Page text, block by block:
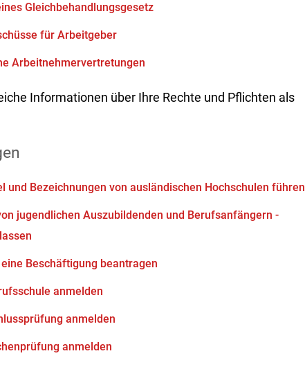
Gleichbehandlungsgesetz
für Arbeitgeber
Arbeitnehmervertretungen
Informationen über Ihre Rechte und Pflichten als
und Bezeichnungen von ausländischen Hochschulen führen
jugendlichen Auszubildenden und Berufsanfängern -
Beschäftigung beantragen
anmelden
anmelden
anmelden